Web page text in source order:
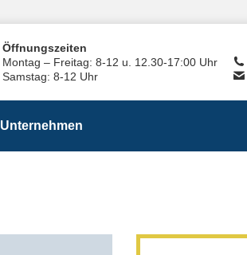
Öffnungszeiten
Montag – Freitag: 8-12 u. 12.30-17:00 Uhr
Samstag: 8-12 Uhr
Unternehmen